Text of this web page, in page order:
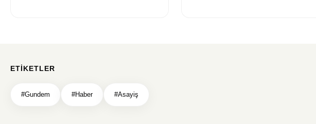
ETIKETLER
#Gundem #Haber #Asayiş